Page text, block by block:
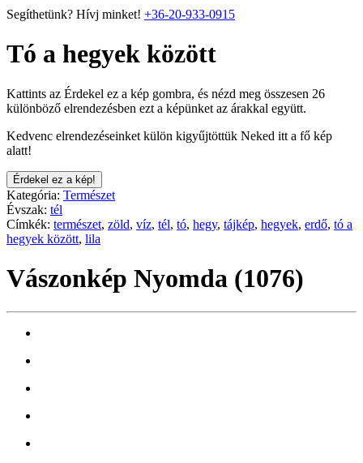
Segíthetünk? Hívj minket! +36-20-933-0915
Tó a hegyek között
Kattints az Érdekel ez a kép gombra, és nézd meg összesen 26
különböző elrendezésben ezt a képünket az árakkal együtt.
Kedvenc elrendezéseinket külön kigyűjtöttük Neked itt a fő kép
alatt!
Érdekel ez a kép!
Kategória: Természet
Évszak: tél
Címkék: természet, zöld, víz, tél, tó, hegy, tájkép, hegyek, erdő, tó a
hegyek között, lila
Vászonkép Nyomda (1076)